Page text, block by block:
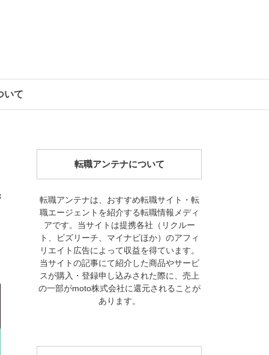
いて
転職アンテナについて
転職アンテナは、おすすめ転職サイト・転
職エージェントを紹介する転職情報メディ
アです。当サイトは提携各社（リクルー
ト、ビズリーチ、マイナビほか）のアフィ
リエイト広告によって収益を得ています。
当サイトの記事にて紹介した商品やサービ
スが購入・登録申し込みされた際に、売上
の一部がmoto株式会社に還元されることが
あります。